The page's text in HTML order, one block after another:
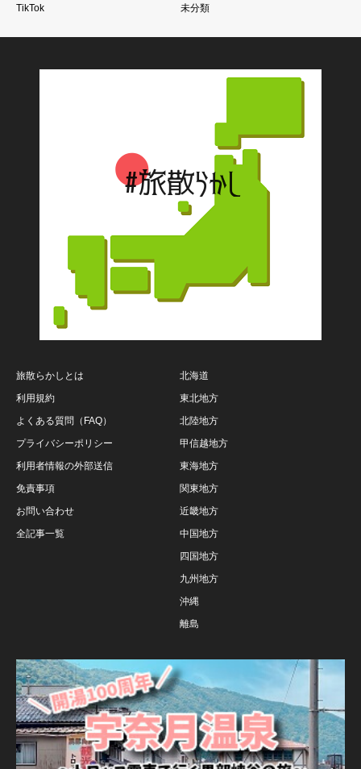
TikTok
未分類
旅散らかしとは
利用規約
よくある質問（FAQ）
プライバシーポリシー
利用者情報の外部送信
免責事項
お問い合わせ
全記事一覧
北海道
東北地方
北陸地方
甲信越地方
東海地方
関東地方
近畿地方
中国地方
四国地方
九州地方
沖縄
離島